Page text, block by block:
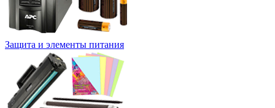
Защита и элементы питания